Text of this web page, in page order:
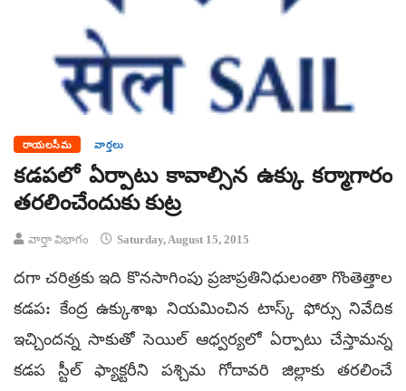
రాయలసీమ వార్తలు
కడపలో ఏర్పాటు కావాల్సిన ఉక్కు కర్మాగారం
తరలించేందుకు కుట్ర
వార్తా విభాగం Saturday, August 15, 2015
దగా చరిత్రకు ఇది కొనసాగింపు ప్రజాప్రతినిధులంతా గొంతెత్తాల
కడప: కేంద్ర ఉక్కుశాఖ నియమించిన టాస్క్‌ ఫోర్సు నివేదిక
ఇచ్చిందన్న సాకుతో సెయిల్‌ ఆధ్వర్యలో ఏర్పాటు చేస్తామన్న
కడప స్టీల్‌ ఫ్యాక్టరీని పశ్చిమ గోదావరి జిల్లాకు తరలించే